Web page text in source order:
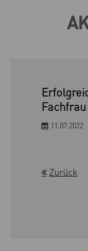
11.07.2022
Zurück